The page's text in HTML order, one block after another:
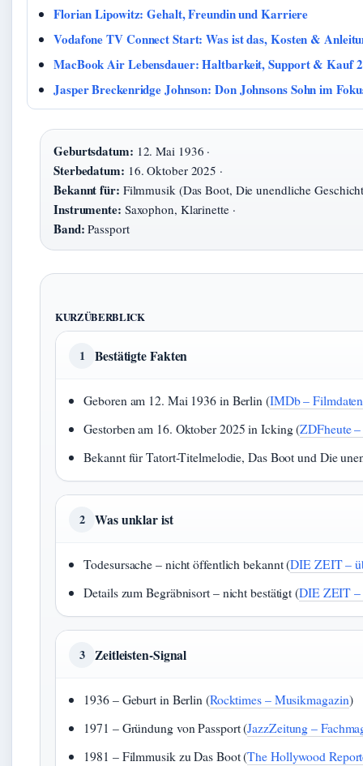
Florian Lipowitz: Gehalt, Freundin und Karriere
Vodafone TV Connect Start: Was ist das, Kosten &
MacBook Air Lebensdauer: Haltbarkeit, Support & Kauf
Jasper Breckenridge Johnson: Don Johnsons Sohn im
Geburtsdatum: 12. Mai 1936 ·
Sterbedatum: 16. Oktober 2025 ·
Bekannt für: Filmmusik (Das Boot, Die unendliche
Instrumente: Saxophon, Klarinette ·
Band: Passport
KURZÜBERBLICK
1 Bestätigte Fakten
Geboren am 12. Mai 1936 in Berlin (IMDb –
Gestorben am 16. Oktober 2025 in Icking (ZDFheute
Bekannt für Tatort-Titelmelodie, Das Boot und Die
2 Was unklar ist
Todesursache – nicht öffentlich bekannt (DIE ZEIT –
Details zum Begräbnisort – nicht bestätigt (DIE ZEIT –
3 Zeitleisten-Signal
1936 – Geburt in Berlin (Rocktimes – Musikmagazin)
1971 – Gründung von Passport (JazzZeitung –
1981 – Filmmusik zu Das Boot (The Hollywood